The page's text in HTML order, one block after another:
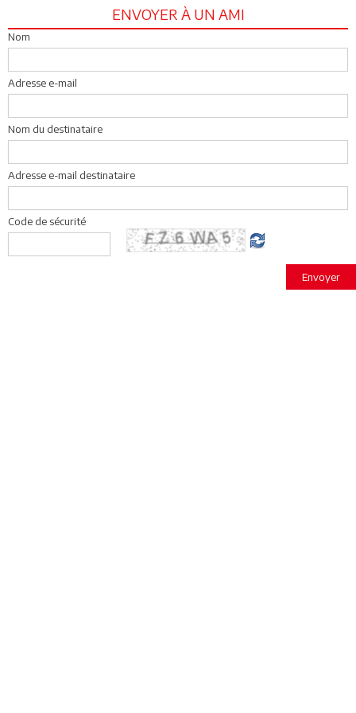
ENVOYER À UN AMI
Nom
Adresse e-mail
Nom du destinataire
Adresse e-mail destinataire
Code de sécurité
Envoyer